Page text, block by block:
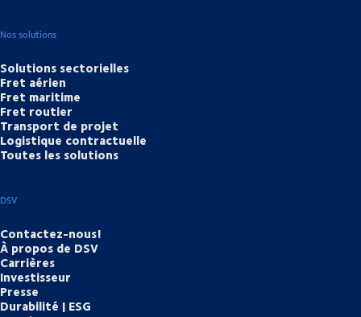
Nos solutions
Solutions sectorielles
Fret aérien
Fret maritime
Fret routier
Transport de projet
Logistique contractuelle
Toutes les solutions
DSV
Contactez-nous!
À propos de DSV
Carrières
Investisseur
Presse
Durabilité | ESG